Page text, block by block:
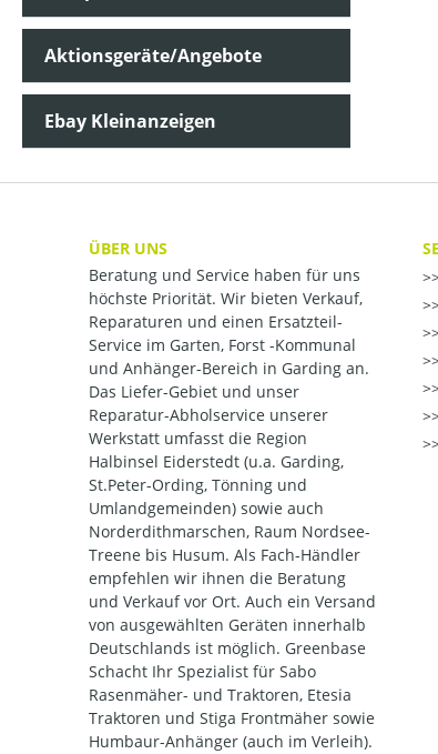
Aktionsgeräte/Angebote
Ebay Kleinanzeigen
ÜBER UNS
Beratung und Service haben für uns
höchste Priorität. Wir bieten Verkauf,
Reparaturen und einen Ersatzteil-
Service im Garten, Forst -Kommunal
und Anhänger-Bereich in Garding an.
Das Liefer-Gebiet und unser
Reparatur-Abholservice unserer
Werkstatt umfasst die Region
Halbinsel Eiderstedt (u.a. Garding,
St.Peter-Ording, Tönning und
Umlandgemeinden) sowie auch
Norderdithmarschen, Raum Nordsee-
Treene bis Husum. Als Fach-Händler
empfehlen wir ihnen die Beratung
und Verkauf vor Ort. Auch ein Versand
von ausgewählten Geräten innerhalb
Deutschlands ist möglich. Greenbase
Schacht Ihr Spezialist für Sabo
Rasenmäher- und Traktoren, Etesia
Traktoren und Stiga Frontmäher sowie
Humbaur-Anhänger (auch im Verleih).